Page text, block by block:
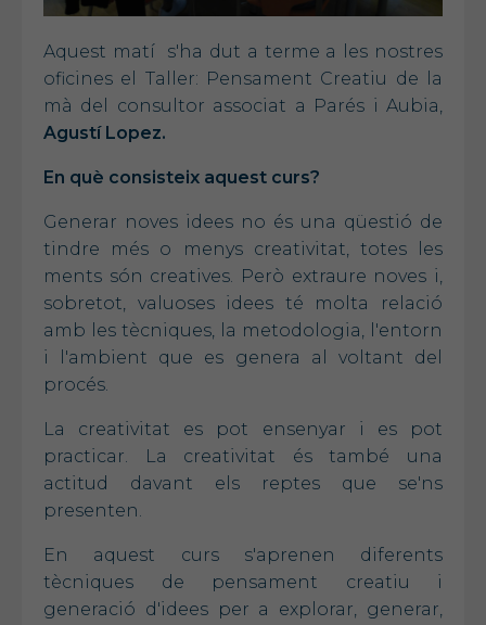
Aquest matí s'ha dut a terme a les nostres
oficines el Taller: Pensament Creatiu de la
mà del consultor associat a Parés i Aubia,
Agustí Lopez.
En què consisteix aquest curs?
Generar noves idees no és una qüestió de
tindre més o menys creativitat, totes les
ments són creatives. Però extraure noves i,
sobretot, valuoses idees té molta relació
amb les tècniques, la metodologia, l'entorn
i l'ambient que es genera al voltant del
procés.
La creativitat es pot ensenyar i es pot
practicar. La creativitat és també una
actitud davant els reptes que se'ns
presenten.
En aquest curs s'aprenen diferents
tècniques de pensament creatiu i
generació d'idees per a explorar, generar,